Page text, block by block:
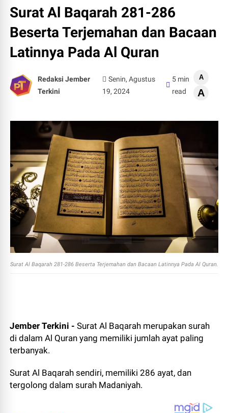
Surat Al Baqarah 281-286
Beserta Terjemahan dan Bacaan
Latinnya Pada Al Quran
Redaksi Jember
Terkini
Senin, Agustus
19, 2024
5 min
read
A
A
Surat Al Baqarah 281-286 Beserta Terjemahan dan Bacaan Latinnya Pada Al Quran.
Jember Terkini -Surat Al Baqarah merupakan surah
di dalam Al Quran yang memiliki jumlah ayat paling
terbanyak.
Surat Al Baqarah sendiri, memiliki 286 ayat, dan
tergolong dalam surah Madaniyah.